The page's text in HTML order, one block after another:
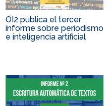
OI2 publica el tercer
informe sobre periodismo
e inteligencia artificial